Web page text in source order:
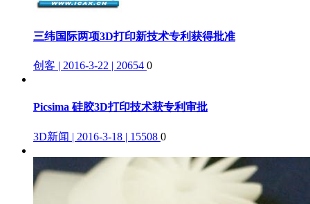
三纬国际两项3D打印新技术专利获得批准
创客 | 2016-3-22 | 20654 0
Picsima 硅胶3D打印技术获专利审批
3D新闻 | 2016-3-18 | 15508 0